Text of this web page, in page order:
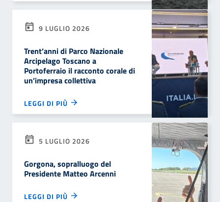
9 LUGLIO 2026
Trent’anni di Parco Nazionale
Arcipelago Toscano a
Portoferraio il racconto corale di
un’impresa collettiva
LEGGI DI PIÙ
5 LUGLIO 2026
Gorgona, sopralluogo del
Presidente Matteo Arcenni
LEGGI DI PIÙ